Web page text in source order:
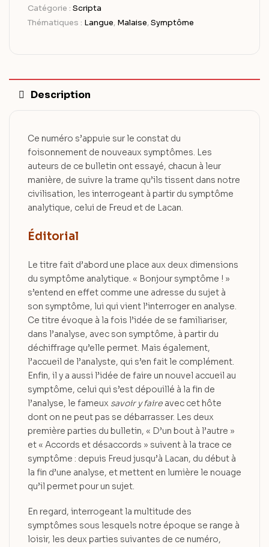
Catégorie : Scripta
Thématiques : Langue, Malaise,Symptôme
Description
Ce numéro s’appuie sur le constat du
foisonnement de nouveaux symptômes. Les
auteurs de ce bulletin ont essayé, chacun à leur
manière, de suivre la trame qu’ils tissent dans notre
civilisation, les interrogeant à partir du symptôme
analytique, celui de Freud et de Lacan.
Éditorial
Le titre fait d’abord une place aux deux dimensions
du symptôme analytique. « Bonjour symptôme ! »
s’entend en effet comme une adresse du sujet à
son symptôme, lui qui vient l’interroger en analyse.
Ce titre évoque à la fois l’idée de se familiariser,
dans l’analyse, avec son symptôme, à partir du
déchiffrage qu’elle permet. Mais également,
l’accueil de l’analyste, qui s’en fait le complément.
Enfin, il y a aussi l’idée de faire un nouvel accueil au
symptôme, celui qui s’est dépouillé à la fin de
l’analyse, le fameux savoir y faire avec cet hôte
dont on ne peut pas se débarrasser. Les deux
première parties du bulletin, « D’un bout à l’autre »
et « Accords et désaccords » suivent à la trace ce
symptôme : depuis Freud jusqu’à Lacan, du début à
la fin d’une analyse, et mettent en lumière le nouage
qu’il permet pour un sujet.
En regard, interrogeant la multitude des
symptômes sous lesquels notre époque se range à
loisir, les deux parties suivantes de ce numéro,